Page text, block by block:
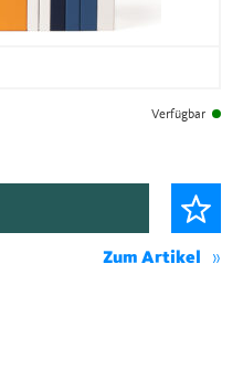
Verfügbar
Zum Artikel